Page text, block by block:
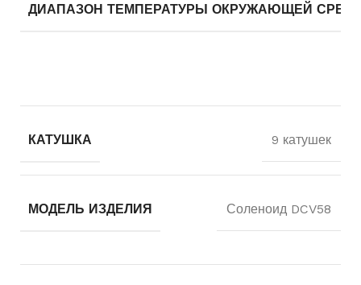
ДИАПАЗОН ТЕМПЕРАТУРЫ ОКРУЖАЮЩЕЙ
КАТУШКА 9 катушек
МОДЕЛЬ ИЗДЕЛИЯ Соленоид DCV58